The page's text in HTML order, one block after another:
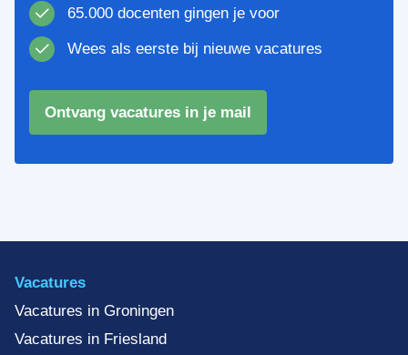
65.000 docenten gingen je voor
Wees als eerste bij nieuwe vacatures
Ontvang vacatures in je mail
Vacatures
Vacatures in Groningen
Vacatures in Friesland